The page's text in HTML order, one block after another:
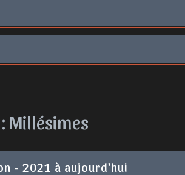
Millésimes
- 2021 à aujourd'hui